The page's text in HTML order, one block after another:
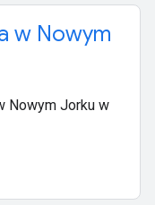
w Nowym
Nowym Jorku w